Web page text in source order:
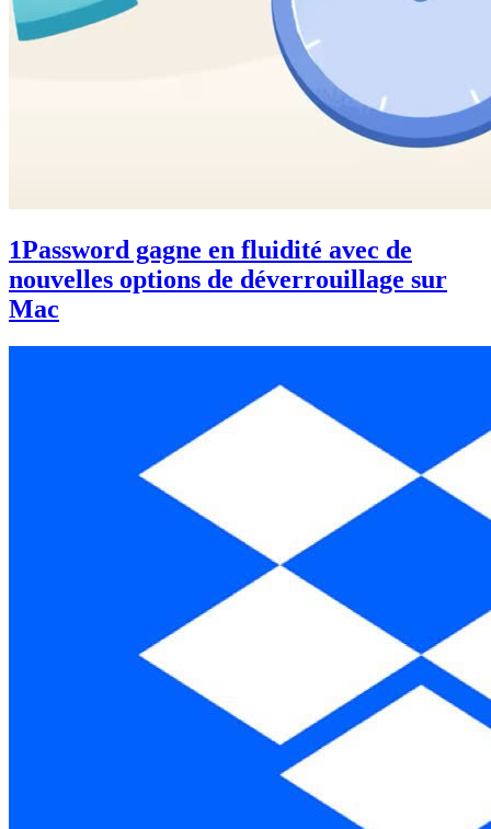
1Password gagne en fluidité avec de
nouvelles options de déverrouillage sur
Mac